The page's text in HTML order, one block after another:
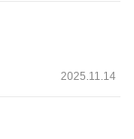
2025.11.14